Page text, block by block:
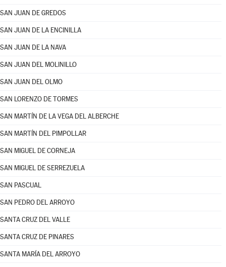
SAN JUAN DE GREDOS
SAN JUAN DE LA ENCINILLA
SAN JUAN DE LA NAVA
SAN JUAN DEL MOLINILLO
SAN JUAN DEL OLMO
SAN LORENZO DE TORMES
SAN MARTÍN DE LA VEGA DEL ALBERCHE
SAN MARTÍN DEL PIMPOLLAR
SAN MIGUEL DE CORNEJA
SAN MIGUEL DE SERREZUELA
SAN PASCUAL
SAN PEDRO DEL ARROYO
SANTA CRUZ DEL VALLE
SANTA CRUZ DE PINARES
SANTA MARÍA DEL ARROYO